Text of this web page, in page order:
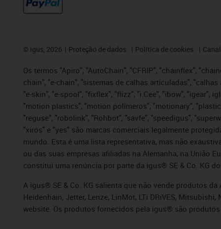
© igus, 2026 Proteção de dados Política de cookies
Os termos "Apiro", "AutoChain", "CFRIP", "chainflex",
chain", "e-chain", "sistemas de calhas articuladas",
"e-skin", "e-spool", "fixflex", "flizz", "i.Cee", "ibow", "igear",
"motion plastics", "motion polímeros", "motionary",
"reguse", "robolink", "Rohbot", "savfe", "speedigus",
"xiros" e "yes" são marcas comerciais legalmente
mundo. Esta é uma lista representativa, mas não
ou das suas empresas afiliadas na Alemanha, na União
constitui uma renúncia por parte da igus® SE & Co. KG
A igus® SE & Co. KG salienta que não vende produtos da
Heidenhain, Jetter, Lenze, LinMot, LTi DRiVES,
website. Os produtos fornecidos pela igus® são produtos